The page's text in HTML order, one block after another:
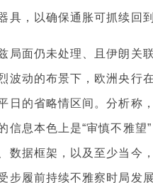
具，以确保通胀可抓续回
局面仍未处理、且伊朗关
波动的布景下，欧洲央行
日的省略情区间。分析称，
信息本色上是“审慎不雅望
数据框架，以及至少当今
步履前持续不雅察时局发展